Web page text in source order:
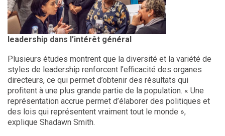
leadership dans l’intérêt général
Plusieurs études montrent que la diversité et la variété de
styles de leadership renforcent l’efficacité des organes
directeurs, ce qui permet d’obtenir des résultats qui
profitent à une plus grande partie de la population. « Une
représentation accrue permet d’élaborer des politiques et
des lois qui représentent vraiment tout le monde »,
explique Shadawn Smith.